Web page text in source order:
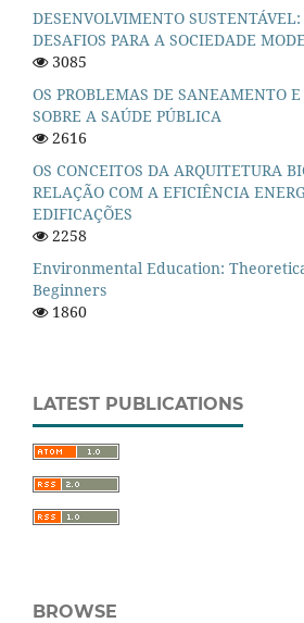
DESENVOLVIMENTO SUSTENTÁVEL:
DESAFIOS PARA A SOCIEDADE
3085
OS PROBLEMAS DE SANEAMENTO E
SOBRE A SAÚDE PÚBLICA
2616
OS CONCEITOS DA ARQUITETURA
RELAÇÃO COM A EFICIÊNCIA
EDIFICAÇÕES
2258
Environmental Education:
Beginners
1860
LATEST PUBLICATIONS
BROWSE